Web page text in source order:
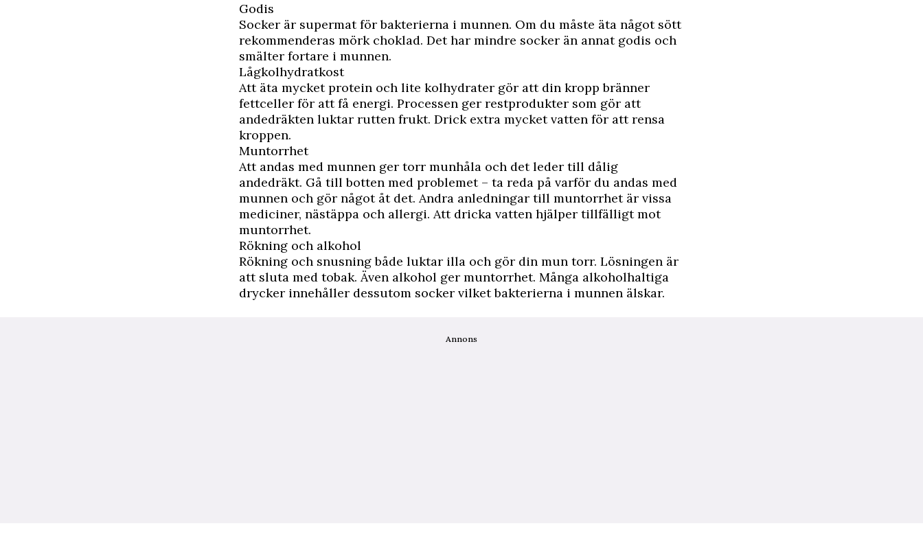
Godis
Socker är supermat för bakterierna i munnen. Om du måste äta något sött
rekommenderas mörk choklad. Det har mindre socker än annat godis och
smälter fortare i munnen.
Lågkolhydratkost
Att äta mycket protein och lite kolhydrater gör att din kropp bränner
fettceller för att få energi. Processen ger restprodukter som gör att
andedräkten luktar rutten frukt. Drick extra mycket vatten för att rensa
kroppen.
Muntorrhet
Att andas med munnen ger torr munhåla och det leder till dålig
andedräkt. Gå till botten med problemet – ta reda på varför du andas med
munnen och gör något åt det. Andra anledningar till muntorrhet är vissa
mediciner, nästäppa och allergi. Att dricka vatten hjälper tillfälligt mot
muntorrhet.
Rökning och alkohol
Rökning och snusning både luktar illa och gör din mun torr. Lösningen är
att sluta med tobak. Även alkohol ger muntorrhet. Många alkoholhaltiga
drycker innehåller dessutom socker vilket bakterierna i munnen älskar.
Annons